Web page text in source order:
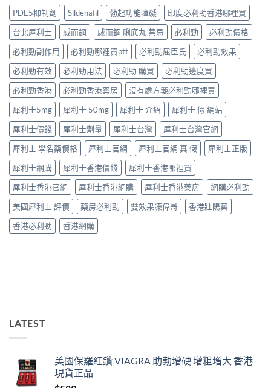
孕
男
性
必
讀〉
中
醫
學
真
相
大
公
開〉
中
20〉
中
凍
威
嘅
速
效
話
術
要
打
折
讀〉
中
食
先
有
效？
冇
效
嘅
原
因
逐
個
捉
——
藥
師：
九
成
「冇
效」
投
訴，
其
實
掂〉
PDE5抑制劑 Sildenafil 勃起功能障礙
印度必利勁香港哪裡買
台北犀利士
威而鋼 威而鋼 脷底丸 禁忌 必利勁
必利勁價格
必利勁副作用
必利勁哪裡買ptt 必利勁屈臣氏
必利勁效果
必利勁有效
必利勁用法 必利勁 購買
必利勁邊度買
必利勁香港
必利勁香港藥房
沒有處方箋必利勁哪裡買
犀利士5mg
犀利士 50mg 犀利士 介紹
犀利士 假 網站
犀利士價錢
犀利士劑量 犀利士台灣
犀利士台灣官網
犀利士 學名藥價格
犀利士官網 犀利士官網 真 假
犀利士正版
犀利士網購
犀利士香港價錢
犀利士香港哪裡買
犀利士香港官網
犀利士香港網購 犀利士香港藥房
網購必利勁
美國犀利士 評價
藥房必利勁 雙效果凍偉哥
香港壯陽藥
香港必利勁
香港網購
LATEST
美國保羅紅鑽 VIAGRA 助勃增硬 增粗增大 香港
現貨正品